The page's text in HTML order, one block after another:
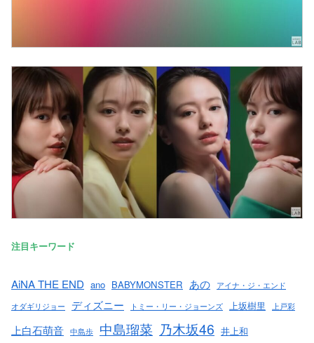
注目キーワード
AiNA THE END ano BABYMONSTER あの
アイナ・ジ・エンド
オダギリジョー
ディズニー トミー・リー・ジョーンズ 上坂樹里 上戸彩
上白石萌音 中島歩 中島瑠菜 乃木坂46 井上和